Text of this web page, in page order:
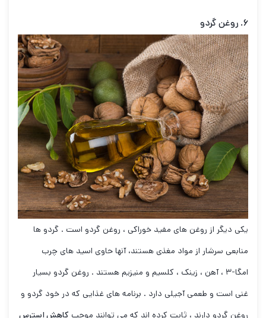
۶. روغن گردو
یکی دیگر از روغن های مفید خوراکی ، روغن گردو است . گردو ها
منابعی سرشار از مواد مغذی هستند، آنها حاوی اسید های چرب
امگا-۳ ، آهن ، زینک ، کلسیم و منیزیم هستند . روغن گردو بسیار
غنی است و طعمی آجیلی دارد . برنامه های غذایی که در خود گردو و
روغن گردو دارند ، ثابت کرده اند که می توانند موجب کاهش استرس